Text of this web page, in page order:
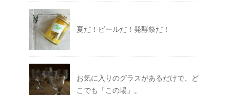
夏だ！ビールだ！発酵祭だ！
お気に入りのグラスがあるだけで、ど
こでも「この場」。